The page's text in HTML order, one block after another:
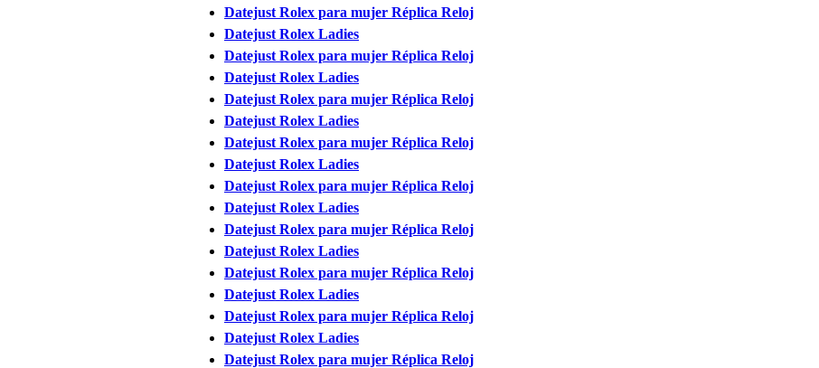
Datejust Rolex para mujer Réplica Reloj
Datejust Rolex Ladies
Datejust Rolex para mujer Réplica Reloj
Datejust Rolex Ladies
Datejust Rolex para mujer Réplica Reloj
Datejust Rolex Ladies
Datejust Rolex para mujer Réplica Reloj
Datejust Rolex Ladies
Datejust Rolex para mujer Réplica Reloj
Datejust Rolex Ladies
Datejust Rolex para mujer Réplica Reloj
Datejust Rolex Ladies
Datejust Rolex para mujer Réplica Reloj
Datejust Rolex Ladies
Datejust Rolex para mujer Réplica Reloj
Datejust Rolex Ladies
Datejust Rolex para mujer Réplica Reloj